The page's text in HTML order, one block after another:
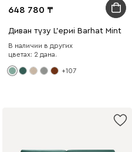
648 780
Диван түзу L'ериi Barhat Mint
В наличии в других
цветах: 2 дана.
+107